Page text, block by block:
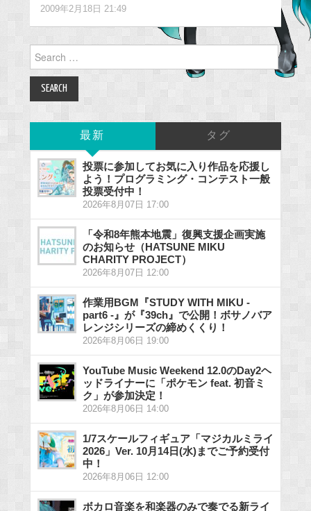
2009年2月18日 21:49
Search
for:
最新 タグ
投票に参加してお気に入り作品を応援し
よう！プログラミング・コンテスト一般
投票受付中！
2026年8月07日 17:00
「令和8年熊本地震」復興支援企画実施
のお知らせ（HATSUNE MIKU
CHARITY PROJECT）
2026年8月07日 12:00
作業用BGM『STUDY WITH MIKU -
part6 -』が『39ch』で公開！ボサノバア
レンジシリーズの締めくくり！
2026年8月06日 19:00
YouTube Music Weekend 12.0のDay2ヘ
ッドライナーに「ポケモン feat. 初音ミ
ク」が参加決定！
2026年8月06日 14:00
1/7スケールフィギュア「マジカルミライ
2026」Ver. 10月14日(水)までご予約受付
中！
2026年8月06日 12:00
ボカロ音楽を和楽器のみで奏でる新ライ